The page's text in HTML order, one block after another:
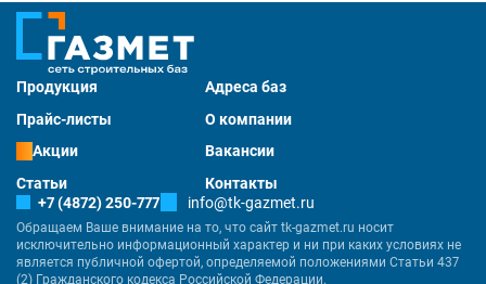
Продукция
Адреса баз
Прайс-листы
О компании
Акции
Вакансии
Статьи
Контакты
+7 (4872) 250-777
info@tk-gazmet.ru
Обращаем Ваше внимание на то, что сайт tk-gazmet.ru носит
исключительно информационный характер и ни при каких условиях не
является публичной офертой, определяемой положениями Статьи 437
(2) Гражданского кодекса Российской Федерации.